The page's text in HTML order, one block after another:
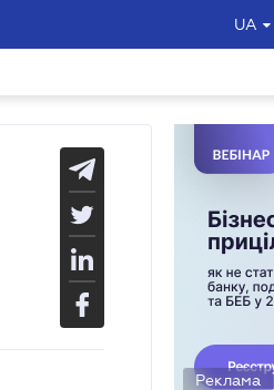
UA
Реклама